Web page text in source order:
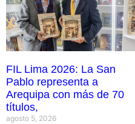
FIL Lima 2026: La San
Pablo representa a
Arequipa con más de 70
títulos,
agosto 5, 2026